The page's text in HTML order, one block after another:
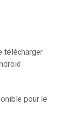
télécharger
pour le